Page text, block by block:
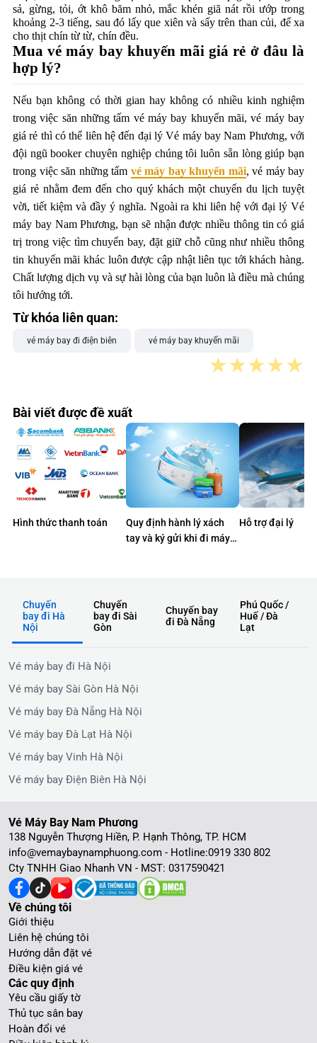
sả, gừng, tỏi, ớt khô băm nhỏ, mắc khén giã nát rồi ướp trong
khoảng 2-3 tiếng, sau đó lấy que xiên và sấy trên than củi, để xa
cho thịt chín từ từ, chín đều.
Mua vé máy bay khuyến mãi giá rẻ ở đâu là
hợp lý?
Nếu bạn không có thời gian hay không có nhiều kinh nghiệm
trong việc săn những tấm vé máy bay khuyến mãi, vé máy bay
giá rẻ thì có thể liên hệ đến đại lý Vé máy bay Nam Phương, với
đội ngũ booker chuyên nghiệp chúng tôi luôn sẵn lòng giúp bạn
trong việc săn những tấm vé máy bay khuyến mãi, vé máy bay
giá rẻ nhằm đem đến cho quý khách một chuyến du lịch tuyệt
vời, tiết kiệm và đầy ý nghĩa. Ngoài ra khi liên hệ với đại lý Vé
máy bay Nam Phương, bạn sẽ nhận được nhiều thông tin có giá
trị trong việc tìm chuyến bay, đặt giữ chỗ cũng như nhiều thông
tin khuyến mãi khác luôn được cập nhật liên tục tới khách hàng.
Chất lượng dịch vụ và sự hài lòng của bạn luôn là điều mà chúng
tôi hướng tới.
Từ khóa liên quan:
vé máy bay đi điện biên vé máy bay khuyến mãi
★★★★★
Bài viết được đề xuất
Hình thức thanh toán
Quy định hành lý xách
tay và ký gửi khi đi máy
Hỗ trợ đại lý
Chuyến
bay đi Hà
Nội
Chuyến
bay đi Sài
Gòn
Chuyến bay
đi Đà Nẵng
Phú Quốc /
Huế / Đà
Lạt
Vé máy bay đi Hà Nội
Vé máy bay Sài Gòn Hà Nội
Vé máy bay Đà Nẵng Hà Nội
Vé máy bay Đà Lạt Hà Nội
Vé máy bay Vinh Hà Nội
Vé máy bay Điện Biên Hà Nội
Các quy định
Yêu cầu giấy tờ
Thủ tục sân bay
Hoàn đổi vé
Về chúng tôi
Giới thiệu
Liên hệ chúng tôi
Hướng dẫn đặt vé
Điều kiện giá vé
Vé Máy Bay Nam Phương
138 Nguyễn Thượng Hiền, P. Hạnh Thông, TP. HCM
info@vemaybaynamphuong.com - Hotline:0919 330 802
Cty TNHH Giao Nhanh VN - MST: 0317590421